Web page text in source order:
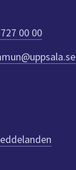
00 00